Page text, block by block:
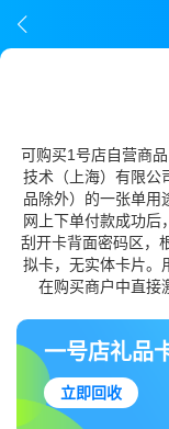
可购买1号店自营商
技术（上海）有限公
品除外）的一张单用
网上下单付款成功后
刮开卡背面密码区，
拟卡，无实体卡片。
在购买商户中直接
一号店礼品
立即回收